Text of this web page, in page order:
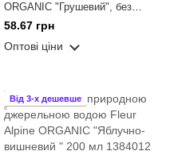
ORGANIC "Грушевий", без
цукру, з 8-ми міс, 200 мл
58.67 грн
Оптові ціни
Від 3-х дешевше